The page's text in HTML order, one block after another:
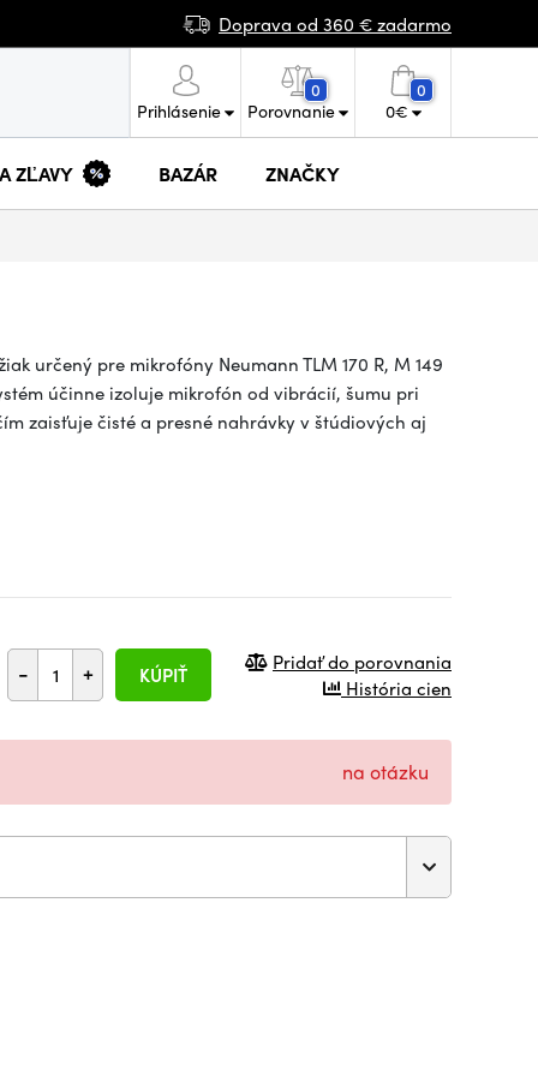
Doprava od 360 € zadarmo
Prihlásenie
0
Porovnanie
0
0€
ZĽAVY BAZÁR ZNAČKY
určený pre mikrofóny Neumann TLM 170 R, M 149
účinne izoluje mikrofón od vibrácií, šumu pri
zaisťuje čisté a presné nahrávky v štúdiových aj
- + KÚPIŤ
Pridať do porovnania
História cien
na otázku